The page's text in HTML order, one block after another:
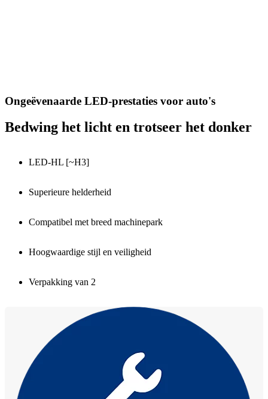
Ongeëvenaarde LED-prestaties voor auto's
Bedwing het licht en trotseer het donker
LED-HL [~H3]
Superieure helderheid
Compatibel met breed machinepark
Hoogwaardige stijl en veiligheid
Verpakking van 2